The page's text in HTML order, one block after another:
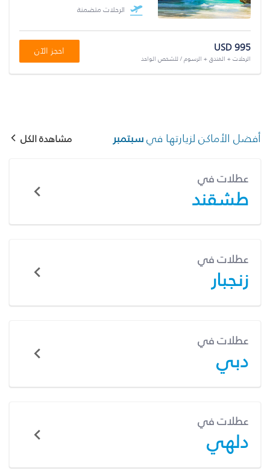
الرحلات متضمنة
USD 995
الرحلات + الفندق + الرسوم / للشخص الواحد
احجز الآن
أفضل الأماكن لزيارتها فيسبتمبر مشاهدة الكل
عطلات في
طشقند
عطلات في
زنجبار
عطلات في
دبي
عطلات في
دلهي